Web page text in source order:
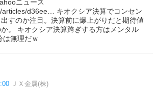
ニュース
articles/d36ee… キオクシア決算でコンセン
すのか注目。決算前に爆上がりだと期待値
。 キオクシア決算跨ぎする方はメンタル
は無理だｗ
ＪＸ金属(株)